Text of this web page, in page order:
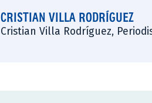
CRISTIAN VILLA RODRÍGUEZ
Cristian Villa Rodríguez,